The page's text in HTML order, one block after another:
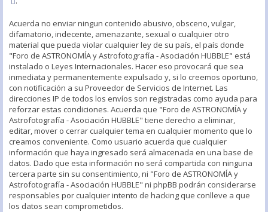
Acuerda no enviar ningun contenido abusivo, obsceno, vulgar,
difamatorio, indecente, amenazante, sexual o cualquier otro
material que pueda violar cualquier ley de su país, el país donde
"Foro de ASTRONOMÍA y Astrofotografía - Asociación HUBBLE" está
instalado o Leyes Internacionales. Hacer eso provocará que sea
inmediata y permanentemente expulsado y, si lo creemos oportuno,
con notificación a su Proveedor de Servicios de Internet. Las
direcciones IP de todos los envíos son registradas como ayuda para
reforzar estas condiciones. Acuerda que "Foro de ASTRONOMÍA y
Astrofotografía - Asociación HUBBLE" tiene derecho a eliminar,
editar, mover o cerrar cualquier tema en cualquier momento que lo
creamos conveniente. Como usuario acuerda que cualquier
información que haya ingresado será almacenada en una base de
datos. Dado que esta información no será compartida con ninguna
tercera parte sin su consentimiento, ni "Foro de ASTRONOMÍA y
Astrofotografía - Asociación HUBBLE" ni phpBB podrán considerarse
responsables por cualquier intento de hacking que conlleve a que
los datos sean comprometidos.